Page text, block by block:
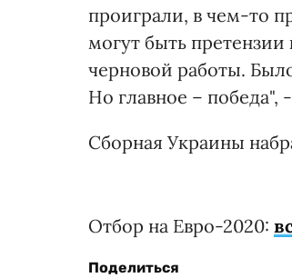
проиграли, в чем-то
могут быть
черновой работы.
Но главное – победа",
Сборная Украины
Отбор на Евро-2020:
Поделиться